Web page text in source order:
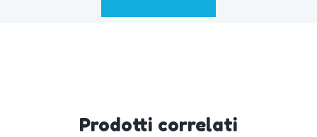
Prodotti correlati